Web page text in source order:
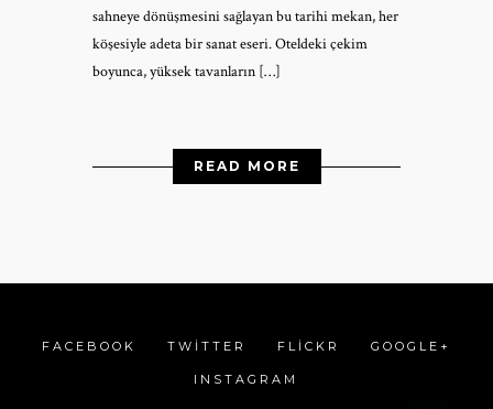
sahneye dönüşmesini sağlayan bu tarihi mekan, her
köşesiyle adeta bir sanat eseri. Oteldeki çekim
boyunca, yüksek tavanların […]
READ MORE
FACEBOOK TWITTER FLICKR GOOGLE+
INSTAGRAM